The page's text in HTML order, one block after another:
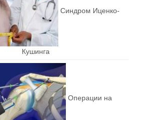
Синдром Иценко-
Кушинга
Операции на